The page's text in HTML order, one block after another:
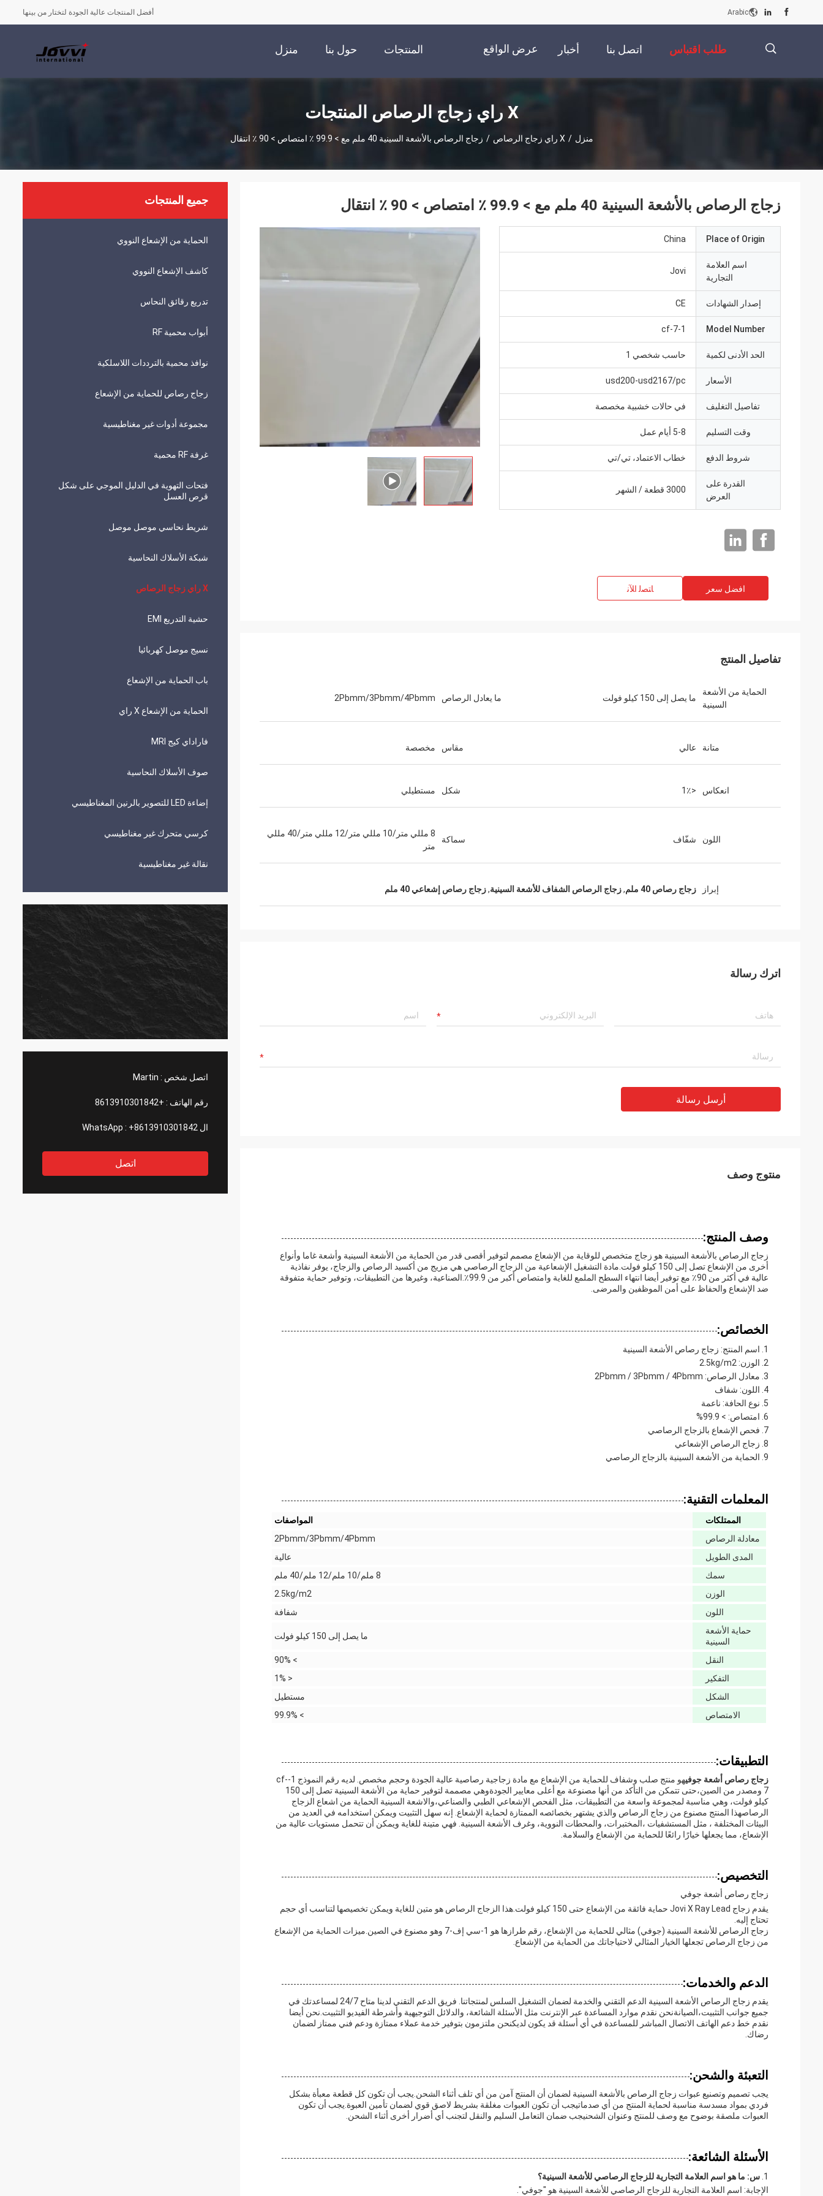
أفضل المنتجات عالية الجودة لتختار من بينها Arabic
منزل حول بنا المنتجات عرض الواقع أخبار اتصل بنا طلب اقتباس
X راي زجاج الرصاص المنتجات
منزل / X راي زجاج الرصاص / زجاج الرصاص بالأشعة السينية 40 ملم مع > 99.9 ٪ امتصاص > 90 ٪ انتقال
جميع المنتجات
الحماية من الإشعاع النووي
كاشف الإشعاع النووي
تدريع رقائق النحاس
أبواب محمية RF
نوافذ محمية بالترددات اللاسلكية
زجاج رصاص للحماية من الإشعاع
مجموعة أدوات غير مغناطيسية
غرفة RF محمية
فتحات التهوية في الدليل الموجي على شكل
قرص العسل
شريط نحاسي موصل موصل
شبكة الأسلاك النحاسية
X راي زجاج الرصاص
حشية التدريع EMI
نسيج موصل كهربائيا
باب الحماية من الإشعاع
الحماية من الإشعاع X راي
فاراداي كيج MRI
صوف الأسلاك النحاسية
إضاءة LED للتصوير بالرنين المغناطيسي
كرسي متحرك غير مغناطيسي
نقالة غير مغناطيسية
اتصل شخص : Martin
رقم الهاتف : +8613910301842
ال WhatsApp : +8613910301842
اتصل
زجاج الرصاص بالأشعة السينية 40 ملم مع > 99.9 ٪ امتصاص > 90 ٪ انتقال
Place of Origin
China
اسم العلامة
التجارية
Jovi
إصدار الشهادات CE
Model Number
1-cf-7
الحد الأدنى لكمية حاسب شخصي 1
الأسعار usd200-usd2167/pc
تفاصيل التغليف في حالات خشبية مخصصة
وقت التسليم 5-8 أيام عمل
شروط الدفع خطاب الاعتماد، تي/تي
القدرة على
العرض
3000 قطعة / الشهر
افضل سعر ﺎﺘﺼﻟ ﺍﻶﻧ
تفاصيل المنتج
الحماية من الأشعة
السينية
ما يصل إلى 150 كيلو فولت ما يعادل الرصاص 2Pbmm/3Pbmm/4Pbmm
متانة عالي مقاس مخصصة
انعكاس <1٪ شكل مستطيلي
اللون شفّاف سماكة
8 مللي متر/10 مللي متر/12 مللي متر/40 مللي
متر
إبراز زجاج رصاص 40 ملم ,زجاج الرصاص الشفاف للأشعة السينية,زجاج رصاص إشعاعي 40 ملم
اترك رسالة
أرسل رسالة
منتوج وصف
وصف المنتج:
زجاج الرصاص بالأشعة السينية هو زجاج متخصص للوقاية من الإشعاع مصمم لتوفير أقصى قدر من الحماية من الأشعة السينية وأشعة غاما وأنواع
أخرى من الإشعاع تصل إلى 150 كيلو فولت.مادة التشغيل الإشعاعية من الزجاج الرصاصي هي مزيج من أكسيد الرصاص والزجاج، يوفر نفاذية
عالية في أكثر من 90٪ مع توفير أيضا انتهاء السطح الملمع للغاية وامتصاص أكبر من 99.9٪.الصناعية، وغيرها من التطبيقات، وتوفير حماية متفوقة
ضد الإشعاع والحفاظ على أمن الموظفين والمرضى.
الخصائص:
اسم المنتج: زجاج رصاص الأشعة السينية
الوزن: 2.5kg/m2
معادل الرصاص: 2Pbmm / 3Pbmm / 4Pbmm
اللون: شفاف
نوع الحافة: ناعمة
امتصاص: > 99.9%
فحص الإشعاع بالزجاج الرصاصي
زجاج الرصاص الإشعاعي
الحماية من الأشعة السينية بالزجاج الرصاصي
المعلمات التقنية:
الممتلكات
المواصفات
معادلة الرصاص
2Pbmm/3Pbmm/4Pbmm
المدى الطويل
عالية
سمك
8 ملم/10 ملم/12 ملم/40 ملم
الوزن
2.5kg/m2
اللون
شفافة
حماية الأشعة
السينية
ما يصل إلى 150 كيلو فولت
النقل
> 90%
التفكير
< 1%
الشكل
مستطيل
الامتصاص
> 99.9%
التطبيقات:
زجاج رصاص أشعة جوفي
هو منتج صلب وشفاف للحماية من الإشعاع مع مادة زجاجية رصاصية عالية الجودة وحجم مخصص. لديه رقم النموذج 1-cf-
7 ومصدر من الصين،حتى تتمكن من التأكد من أنها مصنوعة مع أعلى معايير الجودةوهي مصممة لتوفير حماية من الأشعة السينية تصل إلى 150
كيلو فولت، وهي مناسبة لمجموعة واسعة من التطبيقات، مثل الفحص الإشعاعي الطبي والصناعي،والاشعة السينية الحماية من اشعاع الزجاج
الرصاصهذا المنتج مصنوع من زجاج الرصاص والذي يشتهر بخصائصه الممتازة لحماية الإشعاع. إنه سهل التثبيت ويمكن استخدامه في العديد من
البيئات المختلفة ، مثل المستشفيات ،المختبرات، والمحطات النووية، وغرف الأشعة السينية. فهي متينة للغاية ويمكن أن تتحمل مستويات عالية من
الإشعاع، مما يجعلها خيارًا رائعًا للحماية من الإشعاع والسلامة.
التخصيص:
زجاج رصاص أشعة جوفي
يقدم زجاج Jovi X Ray Lead حماية فائقة من الإشعاع حتى 150 كيلو فولت.هذا الزجاج الرصاص هو متين للغاية ويمكن تخصيصها لتناسب أي حجم
تحتاج إليه.
زجاج الرصاص للأشعة السينية (جوفي) مثالي للحماية من الإشعاع، رقم طرازها هو 1-سي إف-7 وهو مصنوع في الصين.ميزات الحماية من الإشعاع
من زجاج الرصاص تجعلها الخيار المثالي لاحتياجاتك من الحماية من الإشعاع.
الدعم والخدمات:
يقدم زجاج الرصاص الأشعة السينية الدعم التقني والخدمة لضمان التشغيل السلس لمنتجاتنا. فريق الدعم التقني لدينا متاح 24/7 لمساعدتك في
جميع جوانب التثبيت،الصيانةنحن نقدم موارد المساعدة عبر الإنترنت مثل الأسئلة الشائعة، والدلائل التوجيهية وأشرطة الفيديو التثبيت.نحن أيضا
نقدم خط دعم الهاتف الاتصال المباشر للمساعدة في أي أسئلة قد يكون لديكنحن ملتزمون بتوفير خدمة عملاء ممتازة ودعم فني ممتاز لضمان
رضاك.
التعبئة والشحن:
يجب تصميم وتصنيع عبوات زجاج الرصاص بالأشعة السينية لضمان أن المنتج آمن من أي تلف أثناء الشحن.يجب أن تكون كل قطعة معبأة بشكل
فردي بمواد مسدسة مناسبة لحماية المنتج من أي صدماتيجب أن تكون العبوات مغلقة بشريط لاصق قوي لضمان تأمين العبوة.يجب أن تكون
العبوات ملصقة بوضوح مع وصف للمنتج وعنوان الشحنيجب ضمان التعامل السليم والنقل لتجنب أي أضرار أخرى أثناء الشحن.
الأسئلة الشائعة:
س: ما هو اسم العلامة التجارية للزجاج الرصاصي للأشعة السينية؟
الإجابة: اسم العلامة التجارية للزجاج الرصاصي للأشعة السينية هو "جوفي".